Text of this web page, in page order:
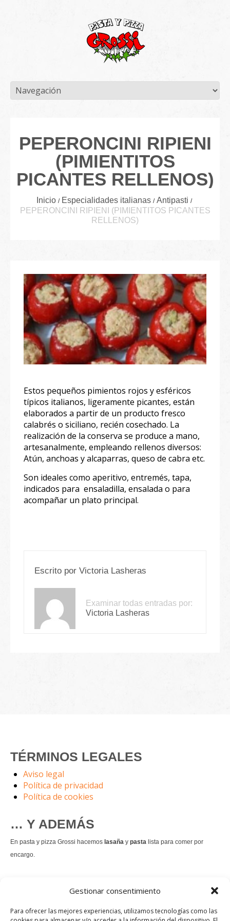
Gestionar consentimiento
Para ofrecer las mejores experiencias, utilizamos tecnologías como las
PEPERONCINI RIPIENI
(PIMIENTITOS
PICANTES RELLENOS)
Inicio Especialidades italianas
Antipasti
PEPERONCINI RIPIENI (PIMIENTITOS PICANTES
RELLENOS)
Estos pequeños pimientos rojos y esféricos
típicos italianos, ligeramente picantes, están
elaborados a partir de un producto fresco
calabrés o siciliano, recién cosechado. La
realización de la conserva se produce a mano,
artesanalmente, empleando rellenos diversos:
Atún, anchoas y alcaparras, queso de cabra etc.
Son ideales como aperitivo, entremés, tapa,
indicados para ensaladilla, ensalada o para
acompañar un plato principal.
Escrito por Victoria Lasheras
Examinar todas entradas por:
Victoria Lasheras
TÉRMINOS LEGALES
Aviso legal
Política de privacidad
Política de cookies
… Y ADEMÁS
En pasta y pizza Grossi hacemos lasaña y pasta lista para comer por
encargo.
es un permanente.